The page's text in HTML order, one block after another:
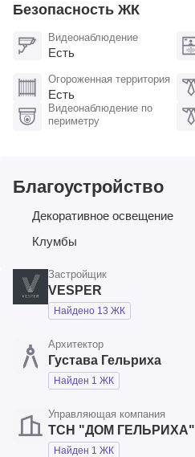
Безопасность ЖК
Видеонаблюдение
Есть
Огороженная территория
Есть
Видеонаблюдение по
периметру
Благоустройство
Декоративное освещение
Клумбы
Застройщик
VESPER
Найдено 13 ЖК
Архитектор
Густава Гельриха
Найден 1 ЖК
Управляющая компания
ТСН "ДОМ ГЕЛЬРИХА"
Найден 1 ЖК